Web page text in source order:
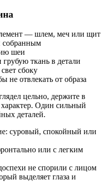
— шлем, меч или щит
собранным
шеи
ткань в детали
сбоку
не отвлекать от образа
цельно, держите в
характер. Один сильный
деталей.
суровый, спокойный или
или с легким
не спорили с лицом
выделяет глаза и